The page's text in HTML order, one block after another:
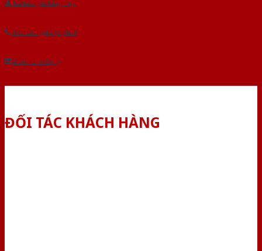
Tải báo giá tổng hợp
Yêu cầu gọi lại (3 phút)
Dành cho đại lý
ĐỐI TÁC KHÁCH HÀNG